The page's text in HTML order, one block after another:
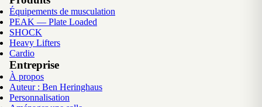
Équipements de musculation
PEAK — Plate Loaded
SHOCK
Heavy Lifters
Cardio
Entreprise
À propos
Auteur : Ben Heringhaus
Personnalisation